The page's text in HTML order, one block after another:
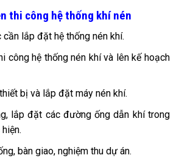
thi công hệ thống khí nén
cần lắp đặt hệ thống nén khí.
công hệ thống nén khí và lên kế hoạch
bị và lắp đặt máy nén khí.
lắp đặt các đường ống dẫn khí trong
bàn giao, nghiệm thu dự án.